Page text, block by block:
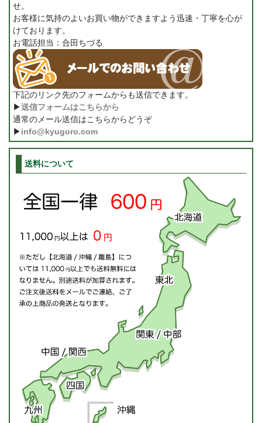
せ。
お客様に気持のよいお買い物ができますよう迅速・丁寧を心が
けております。
お電話担当：合田ちづる
下記のリンク先のフォームからも送信できます。
▶送信フォームはこちらから
通常のメール送信はこちらからどうぞ
▶ info@kyugoro.com
送料について